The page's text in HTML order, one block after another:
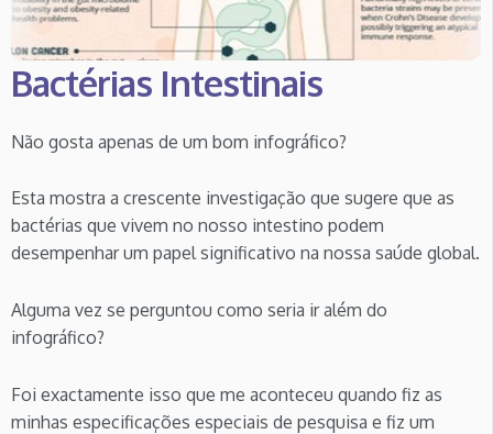
Bactérias Intestinais
Não gosta apenas de um bom infográfico?
Esta mostra a crescente investigação que sugere que as
bactérias que vivem no nosso intestino podem
desempenhar um papel significativo na nossa saúde global.
Alguma vez se perguntou como seria ir além do
infográfico?
Foi exactamente isso que me aconteceu quando fiz as
minhas especificações especiais de pesquisa e fiz um